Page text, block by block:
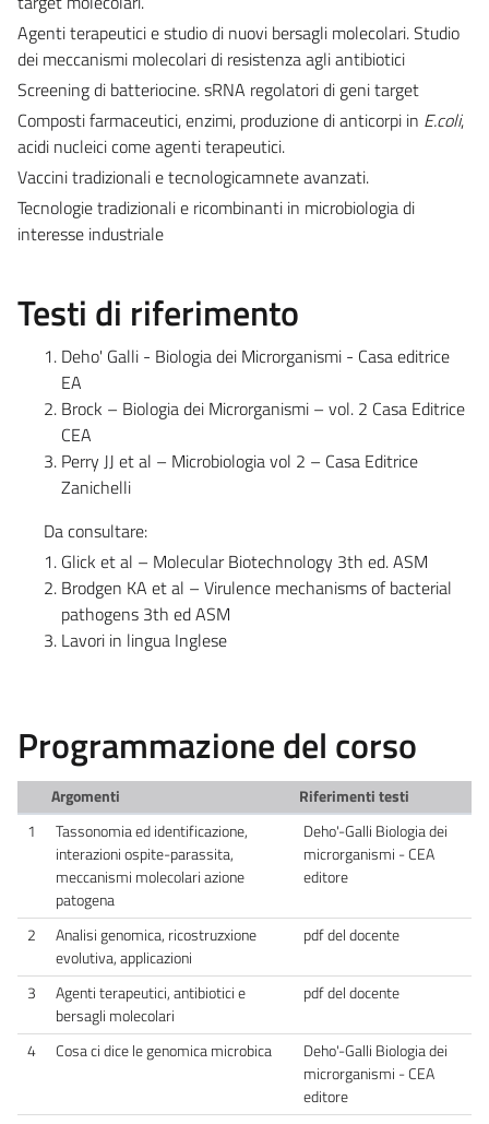
Agenti terapeutici e studio di nuovi bersagli molecolari. Studio
dei meccanismi molecolari di resistenza agli antibiotici
Screening di batteriocine. sRNA regolatori di geni target
Composti farmaceutici, enzimi, produzione di anticorpi in E.coli,
acidi nucleici come agenti terapeutici.
Vaccini tradizionali e tecnologicamnete avanzati.
Tecnologie tradizionali e ricombinanti in microbiologia di
interesse industriale
Testi di riferimento
Deho' Galli - Biologia dei Microrganismi - Casa editrice
EA
Brock – Biologia dei Microrganismi – vol. 2 Casa Editrice
CEA
Perry JJ et al – Microbiologia vol 2 – Casa Editrice
Zanichelli
Da consultare:
Glick et al – Molecular Biotechnology 3th ed. ASM
Brodgen KA et al – Virulence mechanisms of bacterial
pathogens 3th ed ASM
Lavori in lingua Inglese
Programmazione del corso
Argomenti
Riferimenti testi
1
Tassonomia ed identificazione,
interazioni ospite-parassita,
meccanismi molecolari azione
patogena
Deho'-Galli Biologia dei
microrganismi - CEA
editore
2
Analisi genomica, ricostruzxione
evolutiva, applicazioni
pdf del docente
3
Agenti terapeutici, antibiotici e
bersagli molecolari
pdf del docente
4 Cosa ci dice le genomica microbica
Deho'-Galli Biologia dei
microrganismi - CEA
editore